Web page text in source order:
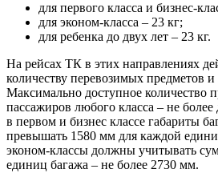
для первого класса и бизнес-
для эконом-класса – 23 кг;
для ребенка до двух лет – 23 кг.
На рейсах ТК в этих направлениях
количеству перевозимых предметов и
Максимально доступное количество
пассажиров любого класса – не
в первом и бизнес классе габариты
превышать 1580 мм для каждой
эконом-классы должны учитывать
единиц багажа – не более 2730 мм.